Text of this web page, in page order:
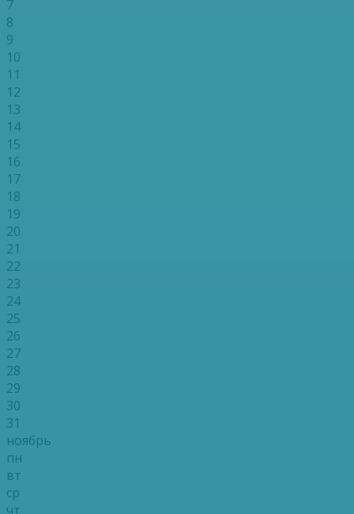
7
8
9
10
11
12
13
14
15
16
17
18
19
20
21
22
23
24
25
26
27
28
29
30
31
ноябрь
пн
вт
ср
чт